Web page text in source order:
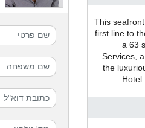
This
first line to
a 63
Services,
the
Hotel